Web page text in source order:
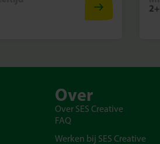
2+
Over
Over SES Creative
FAQ
Werken bij SES Creative